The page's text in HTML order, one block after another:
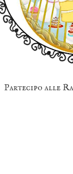
Partecipo alle